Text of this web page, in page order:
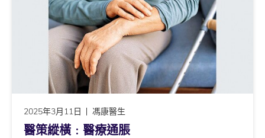
2025年3月11日 馮康醫生
醫策縱橫﹕醫療通脹